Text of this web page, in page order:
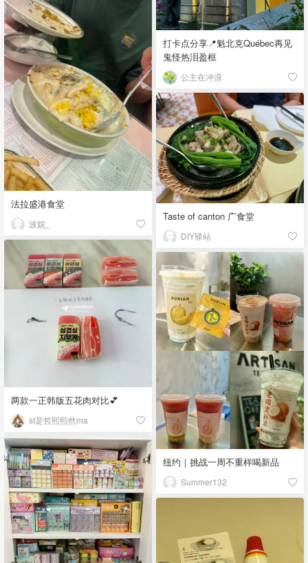
打卡点分享📍魁北克Québec再见
鬼怪热泪盈框
公主在冲浪
法拉盛港食堂
波妮_
Taste of canton 广食堂
DIY驿站
两款一正韩版五花肉对比💕
st是哲熙熙然ma
纽约｜挑战一周不重样喝新品
Summer132